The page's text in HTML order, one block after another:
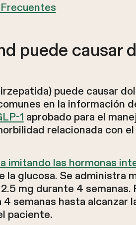
puede causar
puede causar
en la información
1 aprobado para el
relacionada con
imitando las hormonas
la glucosa. Se administra
mg durante 4
semanas hasta alcanzar
paciente.